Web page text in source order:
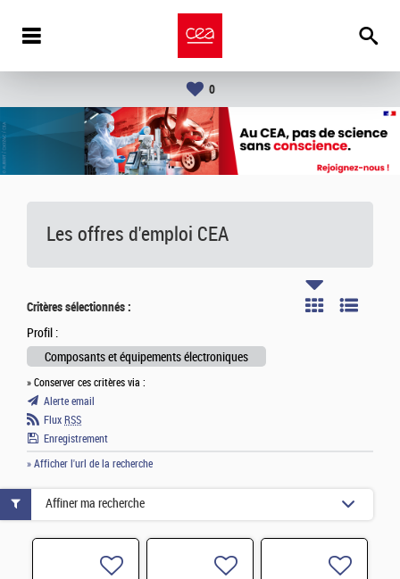
0
Les offres d'emploi CEA
Critères sélectionnés :
Profil :
Composants et équipements électroniques
» Conserver ces critères via :
Alerte email
Flux RSS
Enregistrement
» Afficher l'url de la recherche
Affiner ma recherche